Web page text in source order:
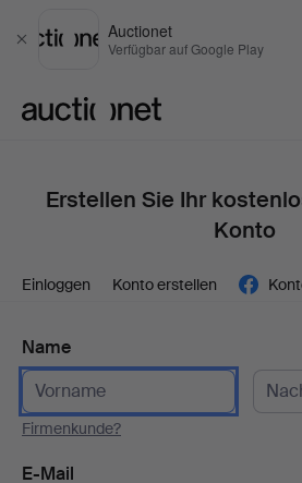
Schließen
Auctionet
Verfügbar auf Google Play
Erstellen Sie Ihr
Konto
Einloggen Konto erstellen
Name
Firmenkunde?
E-Mail